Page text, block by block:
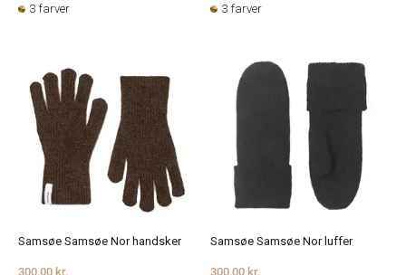
3 farver 3 farver
Samsøe Samsøe Nor handsker
300,00 kr.
Samsøe Samsøe Nor luffer
300,00 kr.